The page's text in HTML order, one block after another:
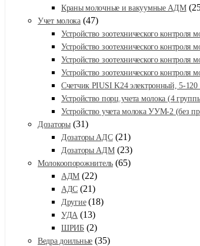
Краны молочные и вакуумные АДМ
Учет молока (47)
Устройство зоотехнического
Устройство зоотехнического
Устройство зоотехнического
Устройство зоотехнического контроля
Счетчик PIUSI K24 электронный, 5-
Устройство порц.учета молока (4
Устройство учета молока УУМ-2 (без
Дозаторы (31)
Дозаторы АДС (21)
Дозаторы АДМ (23)
Молокоопорожнитель (65)
АДМ (22)
АДС (21)
Другие (18)
УДА (13)
ШРИБ (2)
Ведра доильные (35)